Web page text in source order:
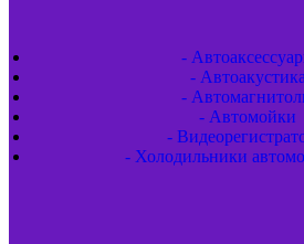
-
- Автоакустика
-
- Автомойки
-
- Холодильники